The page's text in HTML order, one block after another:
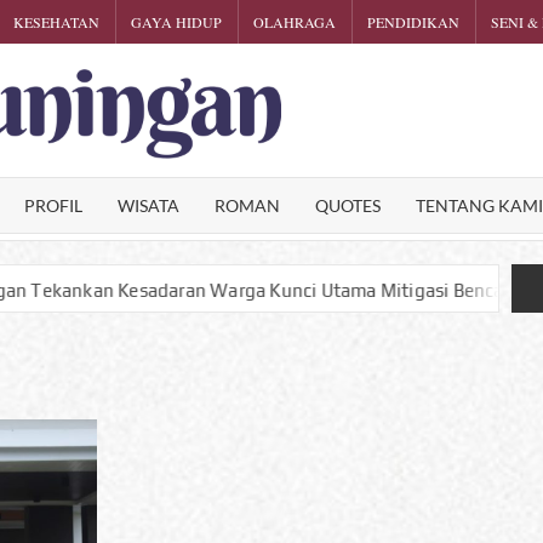
KESEHATAN GAYA HIDUP OLAHRAGA PENDIDIKAN SENI &
KUNINGAN
PROFIL WISATA ROMAN QUOTES TENTANG KAMI
Kunci Utama Mitigasi Bencana Satu Puntung